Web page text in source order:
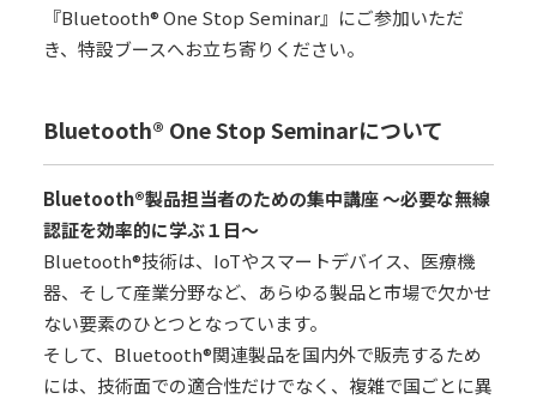
『Bluetooth® One Stop Seminar』にご参加いただ
き、特設ブースへお立ち寄りください。
Bluetooth® One Stop Seminarについて
Bluetooth®製品担当者のための集中講座 ～必要な無線
認証を効率的に学ぶ１日～
Bluetooth®技術は、IoTやスマートデバイス、医療機
器、そして産業分野など、あらゆる製品と市場で欠かせ
ない要素のひとつとなっています。
そして、Bluetooth®関連製品を国内外で販売するため
には、技術面での適合性だけでなく、複雑で国ごとに異